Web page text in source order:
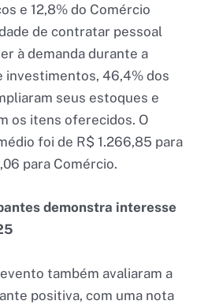
e 12,8% do Comércio
de contratar pessoal
à demanda durante a
investimentos, 46,4% dos
seus estoques e
os itens oferecidos. O
foi de R$ 1.266,85 para
para Comércio.
demonstra interesse
também avaliaram a
positiva, com uma nota